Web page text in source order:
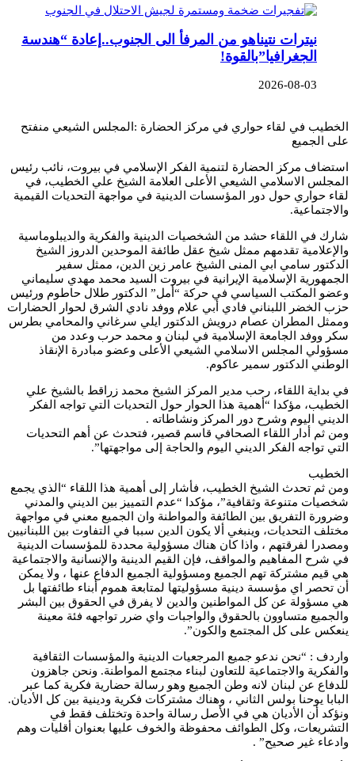
نيترات نتيناهو من المرفأ الى الجنوب..إعادة “هندسة
الجغرافيا”بالقوة!
2026-08-03
الخطيب في لقاء حواري في مركز الحضارة :المجلس الشيعي منفتح
على الجميع
استضاف مركز الحضارة لتنمية الفكر الإسلامي في بيروت، نائب رئيس
المجلس الاسلامي الشيعي الأعلى العلامة الشيخ علي الخطيب، في
لقاء حواري حول دور المؤسسات الدينية في مواجهة التحديات القيمية
والاجتماعية.
شارك في اللقاء حشد من الشخصيات الدينية والفكرية والديبلوماسية
والإعلامية تقدمهم ممثل شيخ عقل طائفة الموحدين الدروز الشيخ
الدكتور سامي ابي المنى الشيخ عامر زين الدين، ممثل سفير
الجمهورية الإسلامية الإيرانية في بيروت السيد محمد مهدي سليماني
وعضو المكتب السياسي في حركة “أمل” الدكتور طلال حاطوم ورئيس
حزب الخضر اللبناني فادي أبي علام ووفد نادي الشرق لحوار الحضارات
وممثل المطران عصام درويش الدكتور ايلي سرغاني والمحامي بطرس
سكر ووفد الجامعة الإسلامية في لبنان و محمد حرب وعدد من
مسؤولي المجلس الاسلامي الشيعي الأعلى وعضو مبادرة الإنقاذ
الوطني الدكتور سمير عاكوم.
في بداية اللقاء، رحب مدير المركز الشيخ محمد زراقط بالشيخ علي
الخطيب، مؤكدا “أهمية هذا الحوار حول التحديات التي تواجه الفكر
الديني اليوم وشرح دور المركز ونشاطاته .
ومن ثم أدار اللقاء الصحافي قاسم قصير، فتحدث عن أهم التحديات
التي تواجه الفكر الديني اليوم والحاجة إلى مواجهتها”.
الخطيب
ومن ثم تحدث الشيخ الخطيب، فأشار إلى أهمية هذا اللقاء “الذي يجمع
شخصيات متنوعة وثقافية”، مؤكدا “عدم التمييز بين الديني والمدني
وضرورة التفريق بين الطائفة والمواطنة وان الجميع معني في مواجهة
مختلف التحديات، وينبغي ألا يكون الدين سببا في التفاوت بين اللبنانيين
ومصدرا لفرقتهم ، واذا كان هناك مسؤولية محددة للمؤسسات الدينية
في شرح المفاهيم والمواقف، فإن القيم الدينية والإنسانية والاجتماعية
هي قيم مشتركة تهم الجميع ومسؤولية الجميع الدفاع عنها ، ولا يمكن
أن تحصر اي مؤسسة دينية مسؤوليتها لمتابعة هموم أبناء طائفتها بل
هي مسؤولة عن كل المواطنين والدين لا يفرق في الحقوق بين البشر
والجميع متساوون بالحقوق والواجبات واي ضرر تواجهه فئة معينة
ينعكس على كل المجتمع والكون”.
واردف : “نحن ندعو جميع المرجعيات الدينية والمؤسسات الثقافية
والفكرية والاجتماعية للتعاون لبناء مجتمع المواطنة. ونحن جاهزون
للدفاع عن لبنان لانه وطن الجميع وهو رسالة حضارية فكرية كما عبر
البابا يوحنا بولس الثاني ، وهناك مشتركات فكرية ودينية بين كل الأديان.
ونؤكد أن الأديان هي في الأصل رسالة واحدة وتختلف فقط في
التشريعات، وكل الطوائف محفوظة والخوف عليها بعنوان أقليات وهم
وادعاء غير صحيح” .